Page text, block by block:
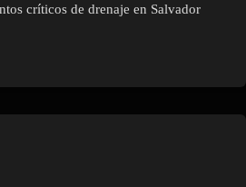
críticos de drenaje en Salvador